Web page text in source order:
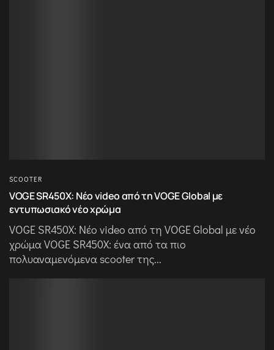
SCOOTER
VOGE SR450X: Νέο video από τη VOGE Global με
εντυπωσιακό νέο χρώμα
VOGE SR450X: Νέο video από τη VOGE Global με νέο
χρώμα VOGE SR450X: ένα από τα πιο
πολυαναμενόμενα scooter της...